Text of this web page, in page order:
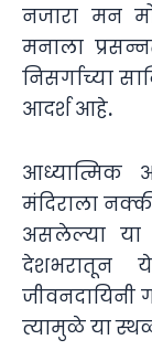
नजारा मन
मनाला
निसर्गाच्या
आदर्श आहे.
आध्यात्मिक
मंदिराला
असलेल्या या
देशभरातून
जीवनदायिनी
त्यामुळे या